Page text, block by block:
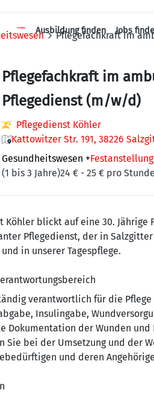
Ausbildung finden Jobs
Pflegefachkraft im
Pflegefachkraft im
Pflegedienst (m/w/d)
Pflegedienst Köhler
Kattowitzer Str. 191, 38226
Gesundheitswesen +Festanstellung
(1 bis 3 Jahre)24 € - 25 € pro Stunde
Köhler blickt auf eine 30. Jährige
Pflegedienst, der in
in unserer Tagespflege.
verantwortlich für die
Insulingabe,
Dokumentation der Wunden und
Sie bei der Umsetzung und der
und deren